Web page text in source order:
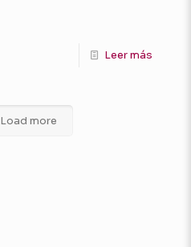
Leer más
Load more